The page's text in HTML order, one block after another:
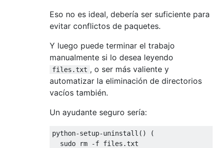
Eso no es ideal, debería ser suficiente para
evitar conflictos de paquetes.
Y luego puede terminar el trabajo
manualmente si lo desea leyendo
files.txt , o ser más valiente y
automatizar la eliminación de directorios
vacíos también.
Un ayudante seguro sería:
python-setup-uninstall ()
(
  sudo rm
-f files .txt